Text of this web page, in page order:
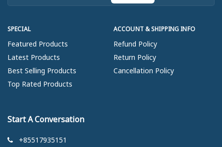
SPECIAL
Featured Products
Latest Products
Best Selling Products
Top Rated Products
ACCOUNT & SHIPPING INFO
Refund Policy
Return Policy
Cancellation Policy
Start A Conversation
+85517935151